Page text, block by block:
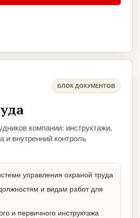
БЛОК ДОКУМЕНТОВ
компании: инструктажи,
и внутренний контроль
управления охраной труда
и видам работ для
и первичного инструктажа